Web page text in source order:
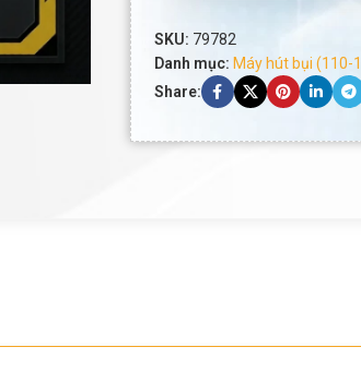
SKU: 79782
Danh mục: Máy hút bụi (110-
Share: